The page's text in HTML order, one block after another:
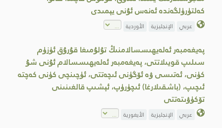
كەلتۈرۈلگەندە ئەنەس ئۇنى يېمىدى
عربي الإنجليزية الأوردية
پەيغەمبەر ئەلەيھىسسالامنىڭ تۇلۇمىغا قۇرۇق ئۈزۈم
سىلىپ قويىلاتتى، پەيغەمبەر ئەلەيھىسسالام ئۇنى شۇ
كۈنى، ئەتىسى ۋە ئۆگۈنى ئىچەتتى، ئۈچىنچى كۈنى كەچتە
ئىچىپ، (باشقىلارغا) ئىچۈرۈپ، ئېشىپ قالغىنىنى
تۆكۈۋىتەتتى
عربي الإنجليزية الأيغورية